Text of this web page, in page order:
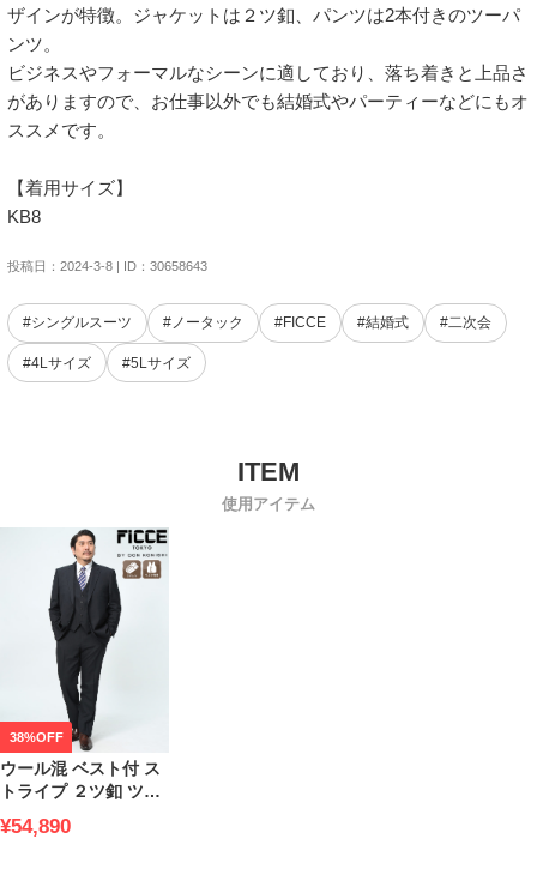
ザインが特徴。ジャケットは２ツ釦、パンツは2本付きのツーパ
ンツ。
ビジネスやフォーマルなシーンに適しており、落ち着きと上品さ
がありますので、お仕事以外でも結婚式やパーティーなどにもオ
ススメです。
【着用サイズ】
KB8
投稿日：2024-3-8 | ID：30658643
#シングルスーツ #ノータック #FICCE #結婚式 #二次会
#4Lサイズ #5Lサイズ
使用アイテム
38%OFF
ウール混 ベスト付 ス
トライプ ２ツ釦 ツー
フィッチェ 大きいサ
¥54,890